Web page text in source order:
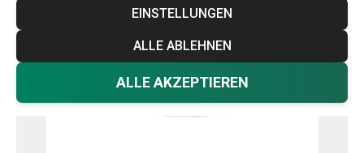
EINSTELLUNGEN
ALLE ABLEHNEN
ALLE AKZEPTIEREN